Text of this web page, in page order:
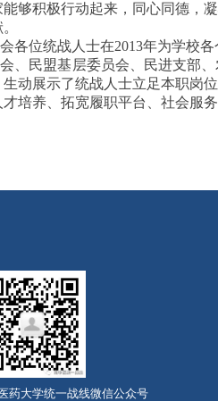
够积极行动起来，同心同德，
各位统战人士在2013年为学校
、民盟基层委员会、民进支部
动展示了统战人士立足本职岗
培养、拓宽履职平台、社会服
药大学统一战线微信公众号